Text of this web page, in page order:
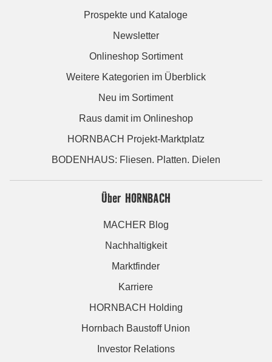
Prospekte und Kataloge
Newsletter
Onlineshop Sortiment
Weitere Kategorien im Überblick
Neu im Sortiment
Raus damit im Onlineshop
HORNBACH Projekt-Marktplatz
BODENHAUS: Fliesen. Platten. Dielen
Über HORNBACH
MACHER Blog
Nachhaltigkeit
Marktfinder
Karriere
HORNBACH Holding
Hornbach Baustoff Union
Investor Relations